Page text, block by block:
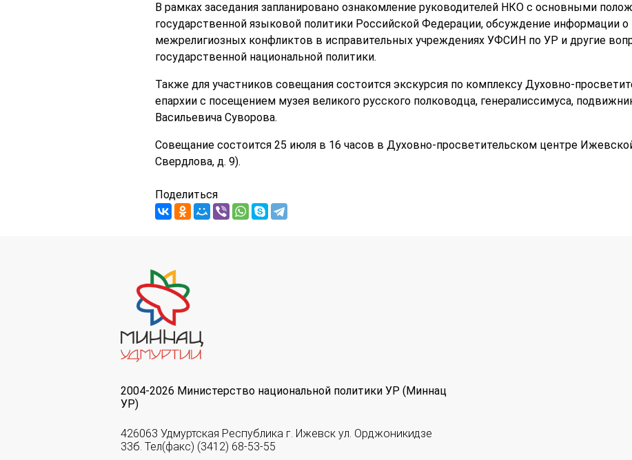
В рамках заседания запланировано ознакомление руководителей НКО с основными
государственной языковой политики Российской Федерации, обсуждение информации
межрелигиозных конфликтов в исправительных учреждениях УФСИН по УР и другие
государственной национальной политики.
Также для участников совещания состоится экскурсия по комплексу Духовно-
епархии с посещением музея великого русского полководца, генералиссимуса,
Васильевича Суворова.
Совещание состоится 25 июля в 16 часов в Духовно-просветительском центре
Свердлова, д. 9).
Поделиться
2004-2026 Министерство национальной политики УР (Миннац
УР)
426063 Удмуртская Республика г. Ижевск ул. Орджоникидзе
33б. Тел(факс) (3412) 68-53-55